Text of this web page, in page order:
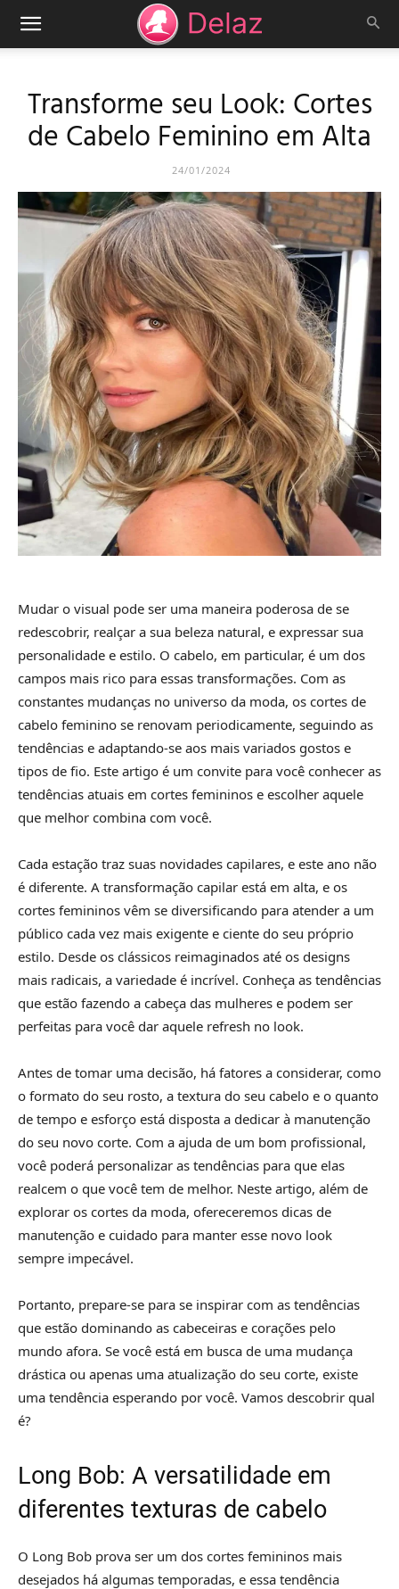
Transforme seu Look: Cortes
de Cabelo Feminino em Alta
24/01/2024
Mudar o visual pode ser uma maneira poderosa de se
redescobrir, realçar a sua beleza natural, e expressar sua
personalidade e estilo. O cabelo, em particular, é um dos
campos mais rico para essas transformações. Com as
constantes mudanças no universo da moda, os cortes de
cabelo feminino se renovam periodicamente, seguindo as
tendências e adaptando-se aos mais variados gostos e
tipos de fio. Este artigo é um convite para você conhecer as
tendências atuais em cortes femininos e escolher aquele
que melhor combina com você.
Cada estação traz suas novidades capilares, e este ano não
é diferente. A transformação capilar está em alta, e os
cortes femininos vêm se diversificando para atender a um
público cada vez mais exigente e ciente do seu próprio
estilo. Desde os clássicos reimaginados até os designs
mais radicais, a variedade é incrível. Conheça as tendências
que estão fazendo a cabeça das mulheres e podem ser
perfeitas para você dar aquele refresh no look.
Antes de tomar uma decisão, há fatores a considerar, como
o formato do seu rosto, a textura do seu cabelo e o quanto
de tempo e esforço está disposta a dedicar à manutenção
do seu novo corte. Com a ajuda de um bom profissional,
você poderá personalizar as tendências para que elas
realcem o que você tem de melhor. Neste artigo, além de
explorar os cortes da moda, ofereceremos dicas de
manutenção e cuidado para manter esse novo look
sempre impecável.
Portanto, prepare-se para se inspirar com as tendências
que estão dominando as cabeceiras e corações pelo
mundo afora. Se você está em busca de uma mudança
drástica ou apenas uma atualização do seu corte, existe
uma tendência esperando por você. Vamos descobrir qual
é?
Long Bob: A versatilidade em
diferentes texturas de cabelo
O Long Bob prova ser um dos cortes femininos mais
desejados há algumas temporadas, e essa tendência